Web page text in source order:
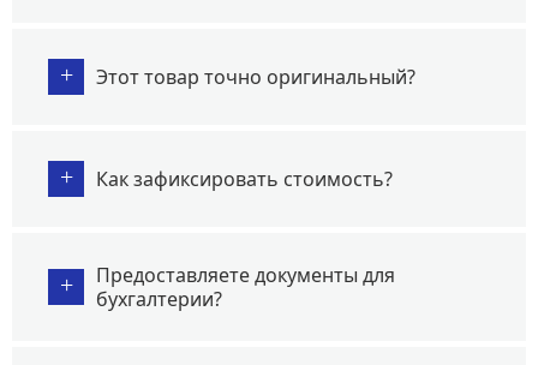
+ Этот товар точно оригинальный?
+ Как зафиксировать стоимость?
+
Предоставляете документы для
бухгалтерии?